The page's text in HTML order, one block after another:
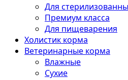
Для
Премиум класса
Для пищеварения
Холистик корма
Ветеринарные корма
Влажные
Сухие